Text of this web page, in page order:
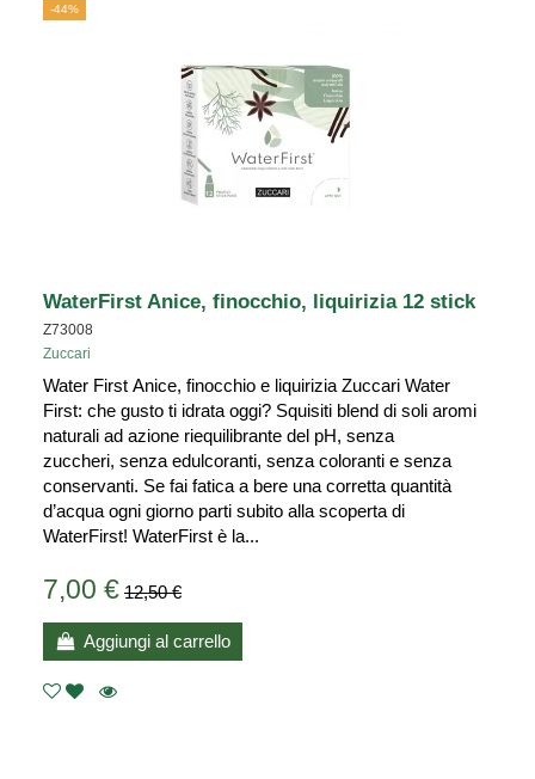
-44%
WaterFirst Anice, finocchio, liquirizia 12 stick
Z73008
Zuccari
Water First Anice, finocchio e liquirizia Zuccari Water
First: che gusto ti idrata oggi? Squisiti blend di soli aromi
naturali ad azione riequilibrante del pH, senza
zuccheri, senza edulcoranti, senza coloranti e senza
conservanti. Se fai fatica a bere una corretta quantità
d’acqua ogni giorno parti subito alla scoperta di
WaterFirst! WaterFirst è la...
7,00 € 12,50 €
Aggiungi al carrello